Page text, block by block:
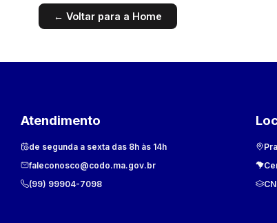
← Voltar para a Home
Atendimento
de segunda a sexta das 8h às 14h
faleconosco@codo.ma.gov.br
(99) 99904-7098